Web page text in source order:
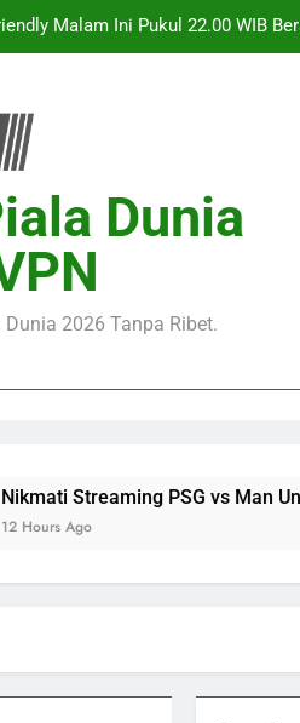
Malam Ini Pukul 20.00 WIB di
Club Friendly Dini Hari Ini Pukul
Pengalaman Mengikuti Duel Klub
Malam Ini Pukul 22.00 WIB
Kemasan Laga Pramusim
Malam Ini Pukul 20.00 WIB di
Ini Pukul 19.00 WIB
Persahabatan Dua Klub Terkenal
Dunia
2026 Tanpa Ribet.
vs Man United Club